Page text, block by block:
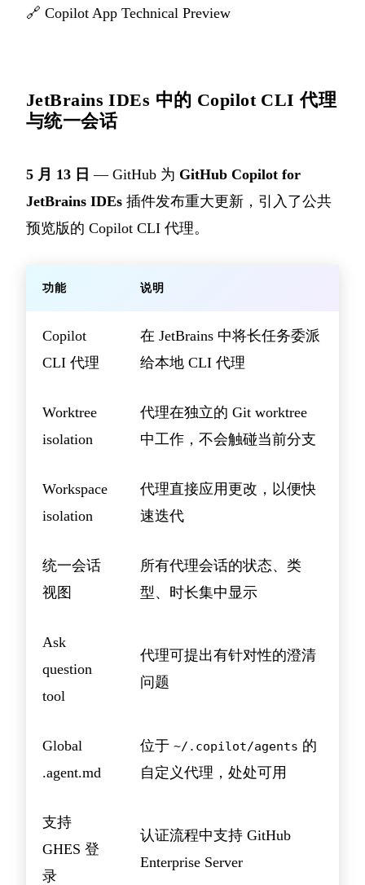
🔗 Copilot App Technical Preview
JetBrains IDEs 中的 Copilot CLI 代理
与统一会话
5 月 13 日 — GitHub 为 GitHub Copilot for
JetBrains IDEs 插件发布重大更新，引入了公共
预览版的 Copilot CLI 代理。
功能 说明
Copilot
CLI 代理
在 JetBrains 中将长任务委派
给本地 CLI 代理
Worktree
isolation
代理在独立的 Git worktree
中工作，不会触碰当前分支
Workspace
isolation
代理直接应用更改，以便快
速迭代
统一会话
视图
所有代理会话的状态、类
型、时长集中显示
Ask
question
tool
代理可提出有针对性的澄清
问题
Global
.agent.md
位于 ~/.copilot/agents 的
自定义代理，处处可用
支持
GHES 登
录
认证流程中支持 GitHub
Enterprise Server